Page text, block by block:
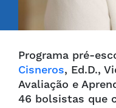
Programa pré-
Cisneros, Ed.D.,
Avaliação e
46 bolsistas que